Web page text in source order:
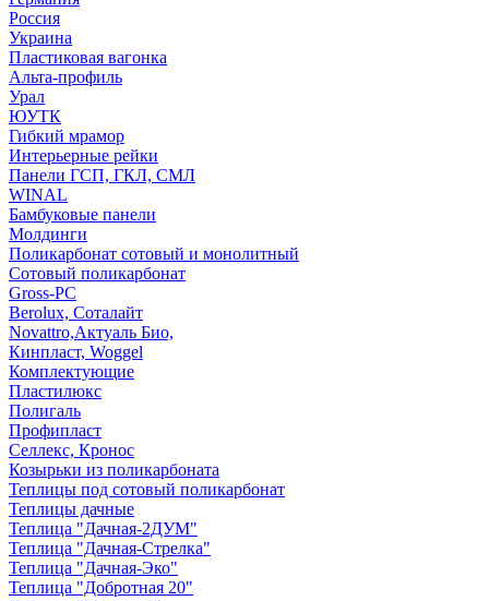
Россия
Украина
Пластиковая вагонка
Альта-профиль
Урал
ЮУТК
Гибкий мрамор
Интерьерные рейки
Панели ГСП, ГКЛ, СМЛ
WINAL
Бамбуковые панели
Молдинги
Поликарбонат сотовый и монолитный
Сотовый поликарбонат
Gross-PC
Berolux, Соталайт
Novattro,Актуаль Био,
Кинпласт, Woggel
Комплектующие
Пластилюкс
Полигаль
Профипласт
Селлекс, Кронос
Козырьки из поликарбоната
Теплицы под сотовый поликарбонат
Теплицы дачные
Теплица "Дачная-2ДУМ"
Теплица "Дачная-Стрелка"
Теплица "Дачная-Эко"
Теплица "Добротная 20"